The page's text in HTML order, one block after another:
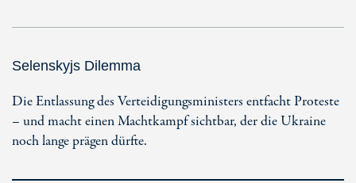
Selenskyjs Dilemma
Die Entlassung des Verteidigungsministers entfacht Proteste
– und macht einen Machtkampf sichtbar, der die Ukraine
noch lange prägen dürfte.